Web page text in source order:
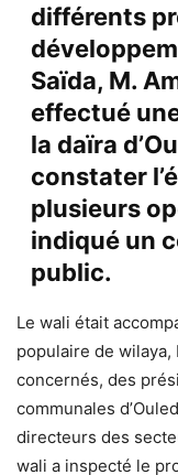
différents
Saïda, M.
effectué
la daïra
constater
plusieurs
indiqué un
public.
Le wali était
populaire de wilaya,
concernés, des
communales
directeurs des
wali a inspecté le